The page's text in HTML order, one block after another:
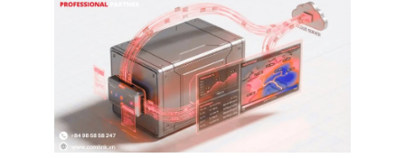
xe tải đỗ một buổi chiều nóng
có thể nhanh chóng vượt
ngưỡng nhiệt độ an toàn nếu
hệ thống giám sát tắt cùng
nguồn điện xe.